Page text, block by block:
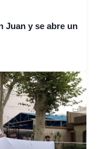
Juan y se abre un